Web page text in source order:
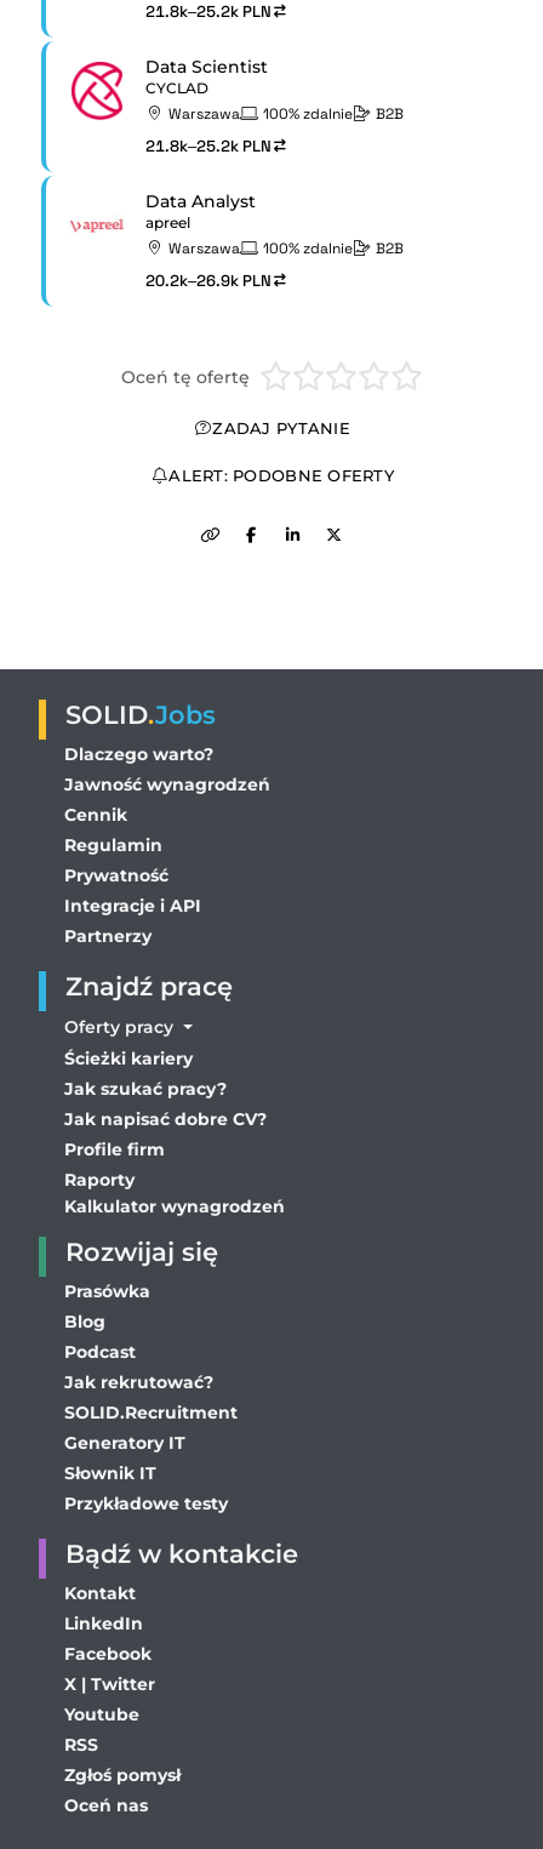
21.8k–25.2k PLN
Data Scientist
CYCLAD
Warszawa 100% zdalnie B2B
21.8k–25.2k PLN
Data Analyst
apreel
Warszawa 100% zdalnie B2B
20.2k–26.9k PLN
Oceń tę ofertę
ZADAJ PYTANIE
ALERT: PODOBNE OFERTY
SOLID.Jobs
Dlaczego warto?
Jawność wynagrodzeń
Cennik
Regulamin
Prywatność
Integracje i API
Partnerzy
Znajdź pracę
Oferty pracy
Ścieżki kariery
Jak szukać pracy?
Jak napisać dobre CV?
Profile firm
Raporty
Kalkulator wynagrodzeń
Rozwijaj się
Prasówka
Blog
Podcast
Jak rekrutować?
SOLID.Recruitment
Generatory IT
Słownik IT
Przykładowe testy
Bądź w kontakcie
Kontakt
LinkedIn
Facebook
X | Twitter
Youtube
RSS
Zgłoś pomysł
Oceń nas